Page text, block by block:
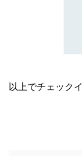
以上でチェック